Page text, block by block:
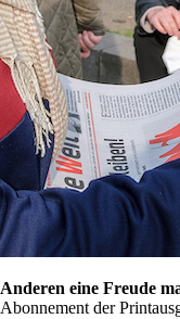
Anderen eine Freude
Abonnement der